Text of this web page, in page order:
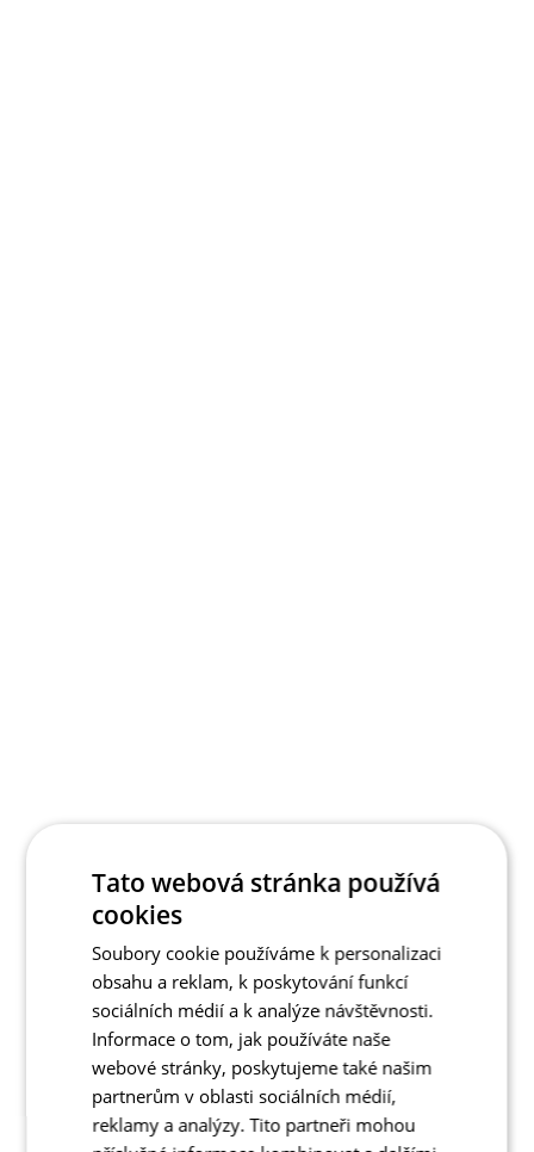
Tato webová stránka používá
cookies
Soubory cookie používáme k personalizaci
obsahu a reklam, k poskytování funkcí
sociálních médií a k analýze návštěvnosti.
Informace o tom, jak používáte naše
webové stránky, poskytujeme také našim
partnerům v oblasti sociálních médií,
reklamy a analýzy. Tito partneři mohou